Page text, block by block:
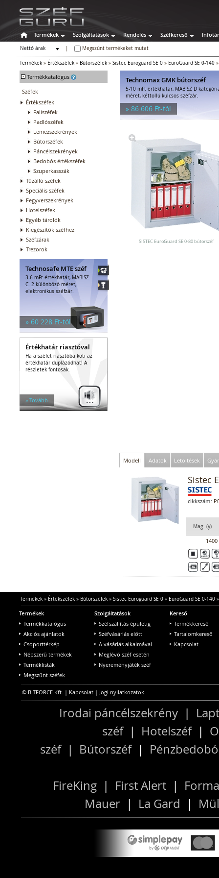
Termékek Szolgáltatások Rendelés Széfkereső Infotár
Nettó árak
Megszűnt termékeket mutat
Termékek » Értékszéfek » Bútorszéfek » Sistec Euroguard SE 0 » EuroGuard SE 0-140
- Termékkatalógus
Széfek
Értékszéfek
Faliszéfek
Padlószéfek
Lemezszekrények
Bútorszéfek
Páncélszekrények
Bedobós értékszéfek
Szuperkasszák
Tűzálló széfek
Speciális széfek
Fegyverszekrények
Hotelszéfek
Egyéb tárolók
Kiegészítők széfhez
Széfzárak
Trezorok
Technosafe MTE széf
3-6 mFt értékhatár, MABISZ
C. 2 különböző méret,
elektronikus széfzár.
» 60 228 Ft-tól
Értékhatár riasztóval
Ha a széfet riasztóba köti az
értékhatár duplázódhat! A
részletek fontosak.
» Tovább
Technomax GMK bútorszéf
5-10 mFt értékhatár, MABISZ D
méret, kéttollú kulcsos széfzár.
» 86 606 Ft-tól
SISTEC EuroGuard SE 0-80 bútorszéf
Modell Adatok Letöltések
Sistec
cikkszám:
Mag. (y)
1400
Termékek» Értékszéfek» Bútorszéfek» Sistec Euroguard SE 0» EuroGuard SE 0-140
Termékek
Termékkatalógus
Akciós ajánlatok
Csoporttérkép
Népszerű termékek
Terméklisták
Megszűnt széfek
Szolgáltatások
Széfszállítás épületig
Széfvásárlás előtt
A vásárlás alkalmával
Meglévő széf esetén
Nyereményjáték széf
Kereső
Termékkereső
Tartalomkereső
Kapcsolat
© BITFORCE Kft. | Kapcsolat | Jogi nyilatkozatok
Irodai páncélszekrény |
széf| Hotelszéf|
széf| Bútorszéf|
FireKing | First Alert |
Mauer | La Gard |